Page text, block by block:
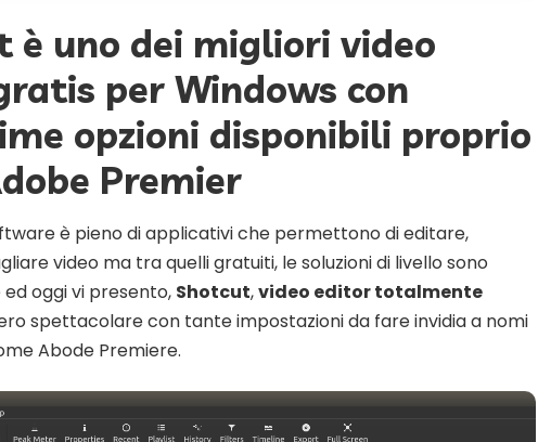
è uno dei migliori video
per Windows con
opzioni disponibili proprio
Premier
è pieno di applicativi che permettono di editare,
video ma tra quelli gratuiti, le soluzioni di livello sono
oggi vi presento, Shotcut,video editor totalmente
spettacolare con tante impostazioni da fare invidia a nomi
Abode Premiere.